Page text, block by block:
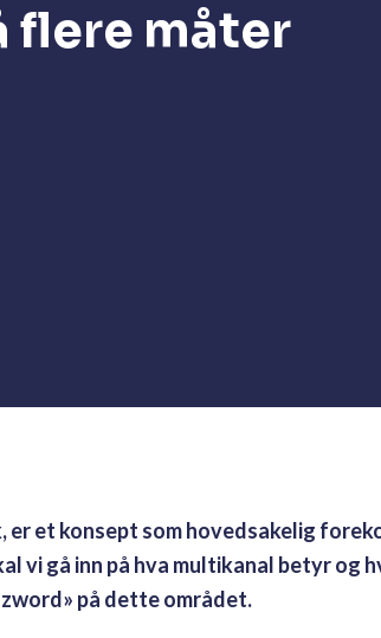
flere måter
er et konsept som hovedsakelig
vi gå inn på hva multikanal betyr og
på dette området.